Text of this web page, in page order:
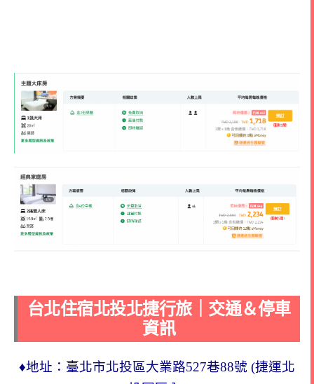
台北住宿北投北捷行旅｜交通＆停車
資訊
♦地址：臺北市北投區大業路527巷88號 (捷運北